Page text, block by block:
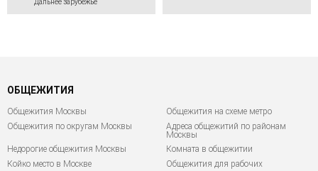
Дальнее зарубежье
ОБЩЕЖИТИЯ
Общежития Москвы
Общежития на схеме метро
Общежития по округам Москвы
Адреса общежитий по районам
Москвы
Недорогие общежития Москвы
Комната в общежитии
Койко место в Москве
Общежития для рабочих